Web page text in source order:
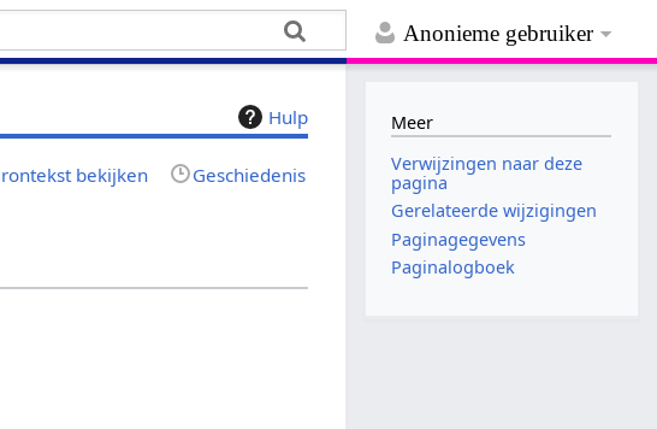
Anonieme gebruiker
Hulp
bekijken Geschiedenis
Meer
Verwijzingen naar deze
pagina
Gerelateerde wijzigingen
Paginagegevens
Paginalogboek